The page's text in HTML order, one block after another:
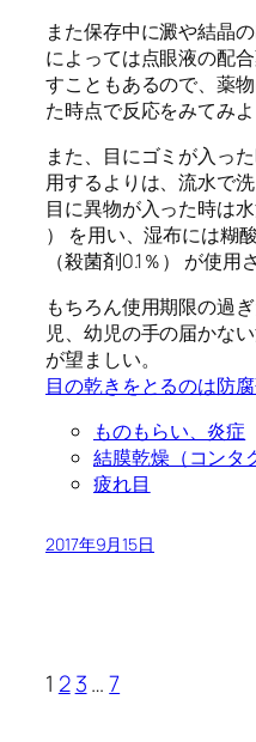
また保存中に澱や結晶
によっては点眼液の配
すこともあるので、薬
た時点で反応をみてみよ
また、目にゴミが入っ
用するよりは、流水で
目に異物が入った時は
） を用い、湿布には糊
（殺菌剤0.1％） が使用
もちろん使用期限の過
児、幼児の手の届かな
が望ましい。
目の乾きをとるのは防
ものもらい、炎症
結膜乾燥（コンタ
疲れ目
2017年9月15日
1 2 3… 7